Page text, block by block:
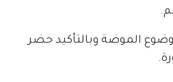
الموضة وبالتأكيد حضر